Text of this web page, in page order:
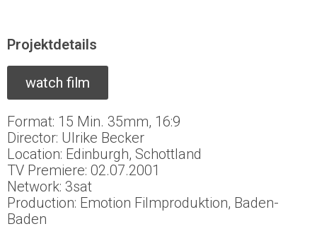
Projektdetails
watch film
Format: 15 Min. 35mm, 16:9
Director: Ulrike Becker
Location: Edinburgh, Schottland
TV Premiere: 02.07.2001
Network: 3sat
Production: Emotion Filmproduktion, Baden-
Baden